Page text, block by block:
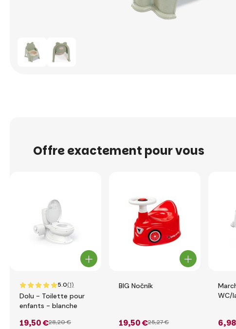
Offre exactement pour vous
5.0(1)
Dolu - Toilette pour
enfants - blanche
19,50 €28,20 €
BIG Nočník
19,50 €25,27 €
WC/
6